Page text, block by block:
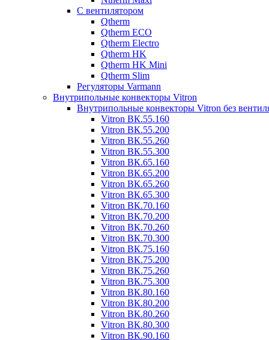
С вентилятором
Qtherm
Qtherm ECO
Qtherm Electro
Qtherm HK
Qtherm HK Mini
Qtherm Slim
Регуляторы Varmann
Внутрипольные конвекторы Vitron
Внутрипольные конвекторы Vitron без
Vitron ВК.55.160
Vitron ВК.55.200
Vitron ВК.55.260
Vitron ВК.55.300
Vitron ВК.65.160
Vitron ВК.65.200
Vitron ВК.65.260
Vitron ВК.65.300
Vitron ВК.70.160
Vitron ВК.70.200
Vitron ВК.70.260
Vitron ВК.70.300
Vitron ВК.75.160
Vitron ВК.75.200
Vitron ВК.75.260
Vitron ВК.75.300
Vitron ВК.80.160
Vitron ВК.80.200
Vitron ВК.80.260
Vitron ВК.80.300
Vitron ВК.90.160